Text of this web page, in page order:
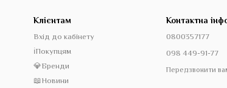
Клієнтам
Вхід до кабінету
ℹ️Покупцям
💎Бренди
📖Новини
Контактна
0800357177
098 449-91-77
Передзвонити